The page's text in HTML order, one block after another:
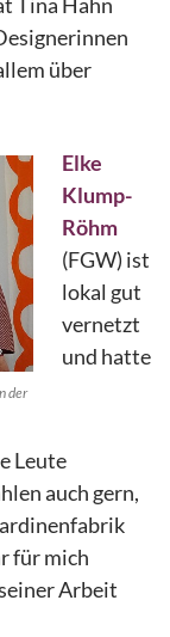
über
der
Elke
Klump-
Röhm
(FGW) ist
lokal gut
vernetzt
und hatte
Leute
auch gern,
für mich
Arbeit